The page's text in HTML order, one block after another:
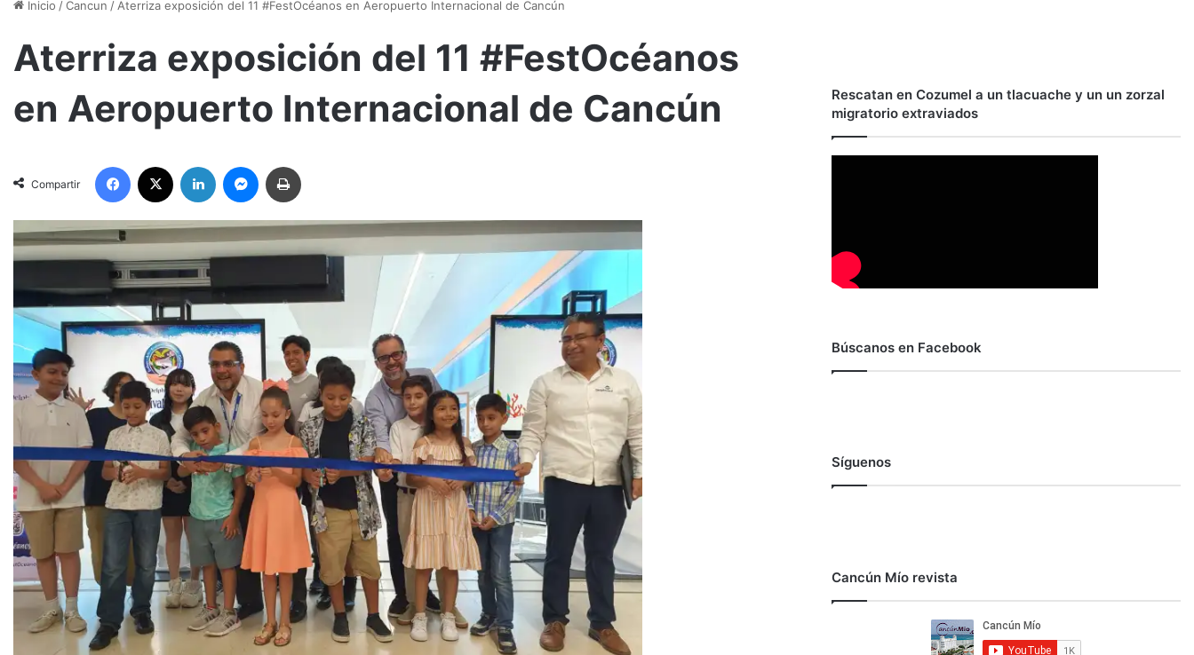
Inicio /Cancun / Aterriza exposición del 11 #FestOcéanos en Aeropuerto Internacional de Cancún
Aterriza exposición del 11 #FestOcéanos
en Aeropuerto Internacional de Cancún
Compartir
Facebook LinkedIn Messenger
Rescatan en Cozumel a un tlacuache y un un zorzal
migratorio extraviados
Búscanos en Facebook
Síguenos
Cancún Mío revista